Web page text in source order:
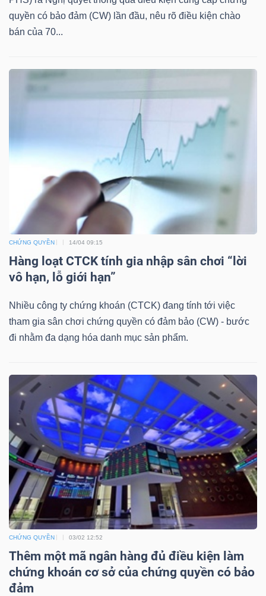
quyền có bảo đảm (CW) lần đầu, nêu rõ điều kiện chào
bán của 70...
CHỨNG QUYỀN 14/04 09:15
Hàng loạt CTCK tính gia nhập sân chơi “lời
vô hạn, lỗ giới hạn”
Nhiều công ty chứng khoán (CTCK) đang tính tới việc
tham gia sân chơi chứng quyền có đảm bảo (CW) - bước
đi nhằm đa dạng hóa danh mục sản phẩm.
CHỨNG QUYỀN 03/02 12:52
Thêm một mã ngân hàng đủ điều kiện làm
chứng khoán cơ sở của chứng quyền có bảo
đảm
CHÍNH
THÔNG
TIN
DỊCH
VỤ
TRUYỀN
THÔNG
TIỆN
BẤT
ĐỘNG
SẢN
Mã
chứng
khoán